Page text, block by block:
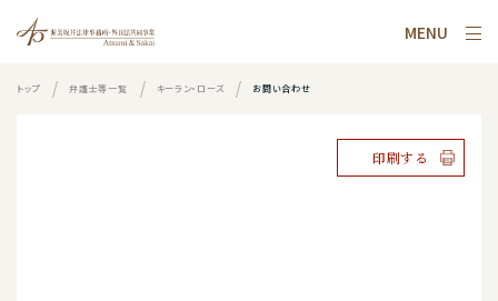
MENU
トップ 弁護士等一覧 キーラン・ローズ お問い合わせ
印刷する